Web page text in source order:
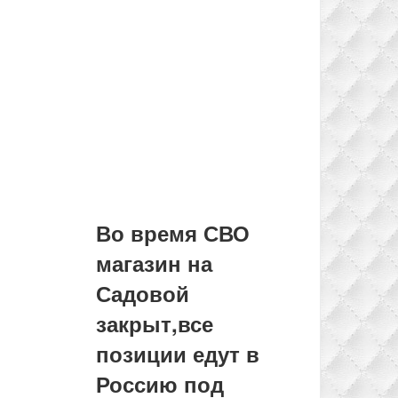
Во время СВО
магазин на
Садовой
закрыт,все
позиции едут в
Россию под